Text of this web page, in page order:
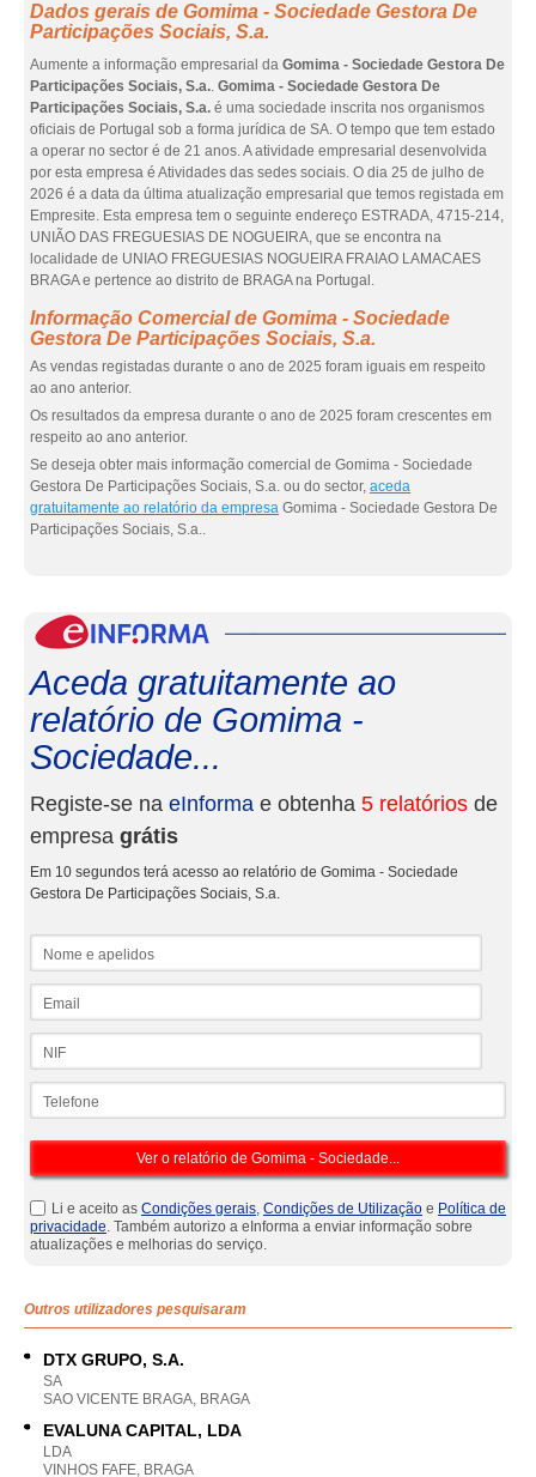
Dados gerais de Gomima - Sociedade Gestora De
Participações Sociais, S.a.
Aumente a informação empresarial da Gomima - Sociedade Gestora De
Participações Sociais, S.a.. Gomima - Sociedade Gestora De
Participações Sociais, S.a. é uma sociedade inscrita nos organismos
oficiais de Portugal sob a forma jurídica de SA. O tempo que tem estado
a operar no sector é de 21 anos. A atividade empresarial desenvolvida
por esta empresa é Atividades das sedes sociais. O dia 25 de julho de
2026 é a data da última atualização empresarial que temos registada em
Empresite. Esta empresa tem o seguinte endereço ESTRADA, 4715-214,
UNIÃO DAS FREGUESIAS DE NOGUEIRA, que se encontra na
localidade de UNIAO FREGUESIAS NOGUEIRA FRAIAO LAMACAES
BRAGA e pertence ao distrito de BRAGA na Portugal.
Informação Comercial de Gomima - Sociedade
Gestora De Participações Sociais, S.a.
As vendas registadas durante o ano de 2025 foram iguais em respeito
ao ano anterior.
Os resultados da empresa durante o ano de 2025 foram crescentes em
respeito ao ano anterior.
Se deseja obter mais informação comercial de Gomima - Sociedade
Gestora De Participações Sociais, S.a. ou do sector, aceda
gratuitamente ao relatório da empresa Gomima - Sociedade Gestora De
Participações Sociais, S.a..
Aceda gratuitamente ao
relatório de Gomima -
Sociedade...
Registe-se na eInforma e obtenha 5 relatórios de
empresa grátis
Em 10 segundos terá acesso ao relatório de Gomima - Sociedade
Gestora De Participações Sociais, S.a.
Li e aceito as Condições gerais, Condições de Utilização e Política de
privacidade. Também autorizo a eInforma a enviar informação sobre
atualizações e melhorias do serviço.
Outros utilizadores pesquisaram
DTX GRUPO, S.A.
SA
SAO VICENTE BRAGA, BRAGA
EVALUNA CAPITAL, LDA
LDA
VINHOS FAFE, BRAGA